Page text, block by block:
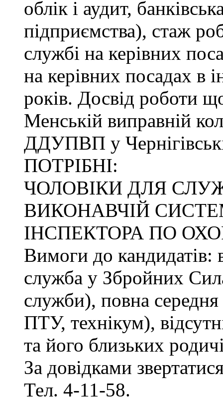
облік і аудит,
підприємства), стаж
службі на керівних
на керівних посадах в
років. Досвід роботи
Менській виправній
ДДУПВП у
ПОТРІБНІ:
ЧОЛОВІКИ ДЛЯ
ВИКОНАВЧІЙ
ІНСПЕКТОРА ПО
Вимоги до кандидатів:
служба у Збройних
служби), повна середня
ПТУ, технікум),
та його близьких
За довідками
Тел. 4-11-58.